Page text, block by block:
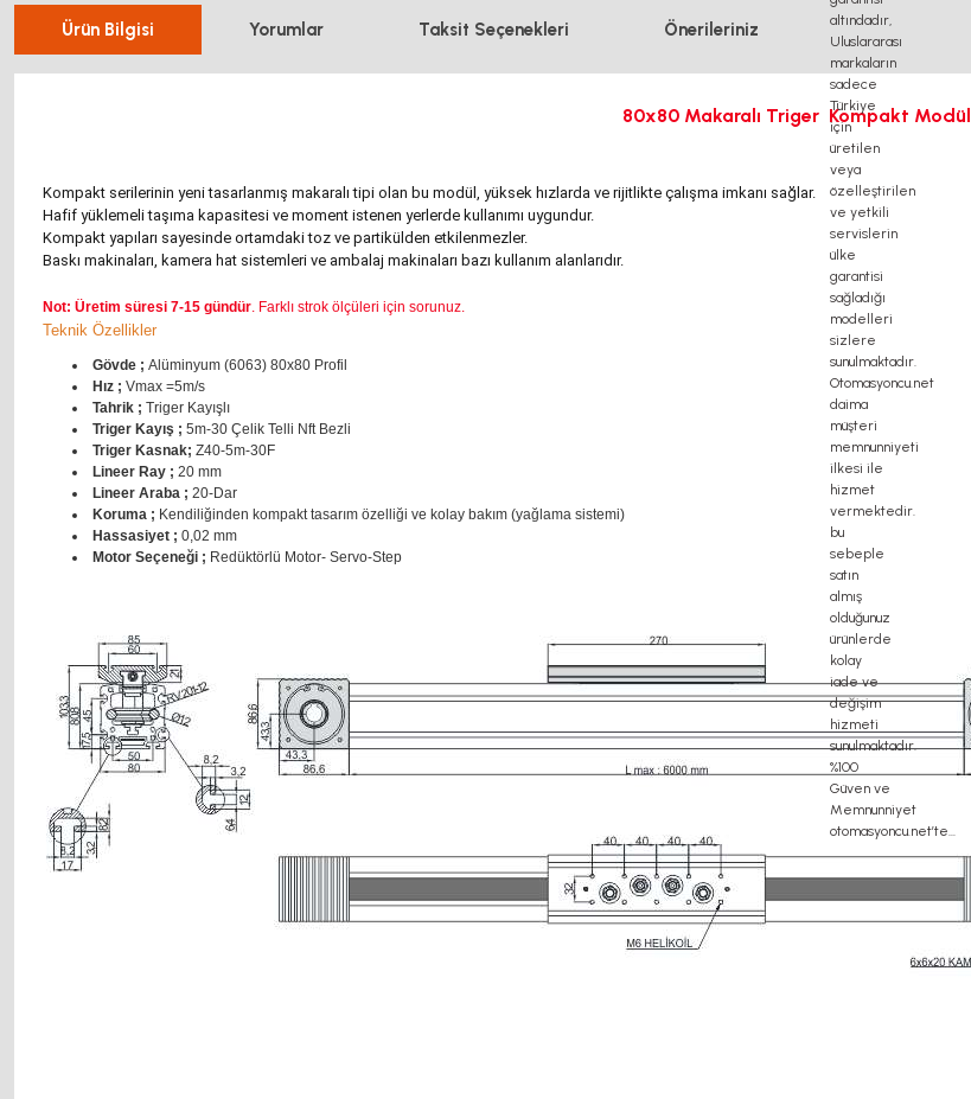
Ürün Bilgisi Yorumlar Taksit Seçenekleri Önerileriniz
80x80 Makaralı Triger Kompakt Modül
Kompakt serilerinin yeni tasarlanmış makaralı tipi olan bu modül, yüksek hızlarda ve rijitlikte çalışma imkanı sağlar.
Hafif yüklemeli taşıma kapasitesi ve moment istenen yerlerde kullanımı uygundur.
Kompakt yapıları sayesinde ortamdaki toz ve partikülden etkilenmezler.
Baskı makinaları, kamera hat sistemleri ve ambalaj makinaları bazı kullanım alanlarıdır.
Not: Üretim süresi 7-15 gündür. Farklı strok ölçüleri için sorunuz.
Teknik Özellikler
Gövde ; Alüminyum (6063) 80x80 Profil
Hız ; Vmax =5m/s
Tahrik ; Triger Kayışlı
Triger Kayış ; 5m-30 Çelik Telli Nft Bezli
Triger Kasnak; Z40-5m-30F
Lineer Ray ; 20 mm
Lineer Araba ; 20-Dar
Koruma ; Kendiliğinden kompakt tasarım özelliği ve kolay bakım (yağlama sistemi)
Hassasiyet ; 0,02 mm
Motor Seçeneği ; Redüktörlü Motor- Servo-Step